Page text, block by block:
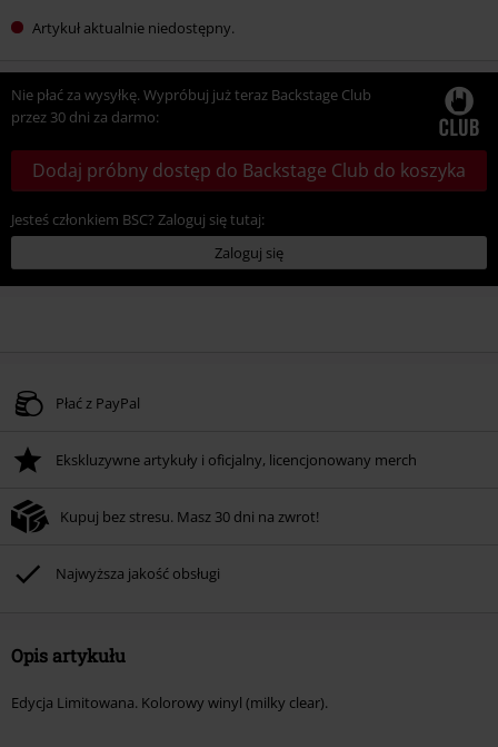
Artykuł aktualnie niedostępny.
Nie płać za wysyłkę. Wypróbuj już teraz Backstage Club
przez 30 dni za darmo:
Dodaj próbny dostęp do Backstage Club do koszyka
Jesteś członkiem BSC? Zaloguj się tutaj:
Zaloguj się
Płać z PayPal
Ekskluzywne artykuły i oficjalny, licencjonowany merch
Kupuj bez stresu. Masz 30 dni na zwrot!
Najwyższa jakość obsługi
Opis artykułu
Edycja Limitowana. Kolorowy winyl (milky clear).